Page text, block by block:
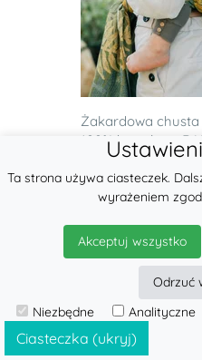
Żakardowa chusta
100% bawełna -
do
Ciasteczka (ukryj)
Ta strona używa ciasteczek.
wyrażeniem
Akceptuj wszystko
Odrzuć
Niezbędne
Analityczne